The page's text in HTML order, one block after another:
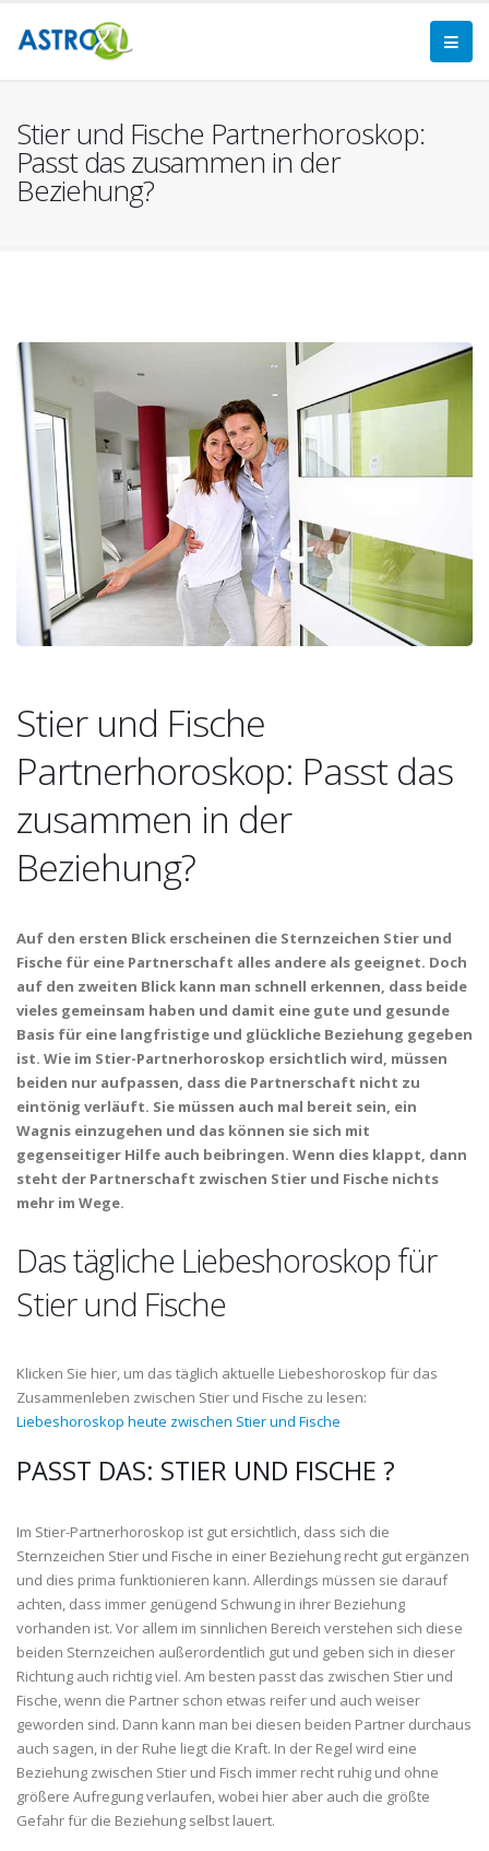
Stier und Fische Partnerhoroskop:
Passt das zusammen in der
Beziehung?
Stier und Fische
Partnerhoroskop: Passt das
zusammen in der
Beziehung?
Auf den ersten Blick erscheinen die Sternzeichen Stier und
Fische für eine Partnerschaft alles andere als geeignet. Doch
auf den zweiten Blick kann man schnell erkennen, dass beide
vieles gemeinsam haben und damit eine gute und gesunde
Basis für eine langfristige und glückliche Beziehung gegeben
ist. Wie im Stier-Partnerhoroskop ersichtlich wird, müssen
beiden nur aufpassen, dass die Partnerschaft nicht zu
eintönig verläuft. Sie müssen auch mal bereit sein, ein
Wagnis einzugehen und das können sie sich mit
gegenseitiger Hilfe auch beibringen. Wenn dies klappt, dann
steht der Partnerschaft zwischen Stier und Fische nichts
mehr im Wege.
Das tägliche Liebeshoroskop für
Stier und Fische
Klicken Sie hier, um das täglich aktuelle Liebeshoroskop für das
Zusammenleben zwischen Stier und Fische zu lesen:
Liebeshoroskop heute zwischen Stier und Fische
PASST DAS: STIER UND FISCHE ?
Im Stier-Partnerhoroskop ist gut ersichtlich, dass sich die
Sternzeichen Stier und Fische in einer Beziehung recht gut ergänzen
und dies prima funktionieren kann. Allerdings müssen sie darauf
achten, dass immer genügend Schwung in ihrer Beziehung
vorhanden ist. Vor allem im sinnlichen Bereich verstehen sich diese
beiden Sternzeichen außerordentlich gut und geben sich in dieser
Richtung auch richtig viel. Am besten passt das zwischen Stier und
Fische, wenn die Partner schon etwas reifer und auch weiser
geworden sind. Dann kann man bei diesen beiden Partner durchaus
auch sagen, in der Ruhe liegt die Kraft. In der Regel wird eine
Beziehung zwischen Stier und Fisch immer recht ruhig und ohne
größere Aufregung verlaufen, wobei hier aber auch die größte
Gefahr für die Beziehung selbst lauert.